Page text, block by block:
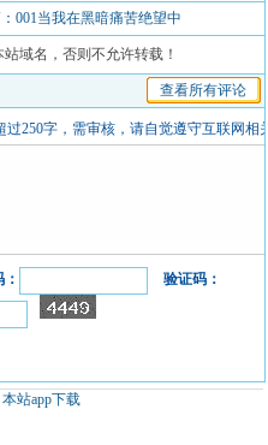
001当我在黑暗痛苦绝望中
域名，否则不允许转载！
查看所有评论
过250字，需审核，请自觉遵守互联网相
验证码：
本站app下载